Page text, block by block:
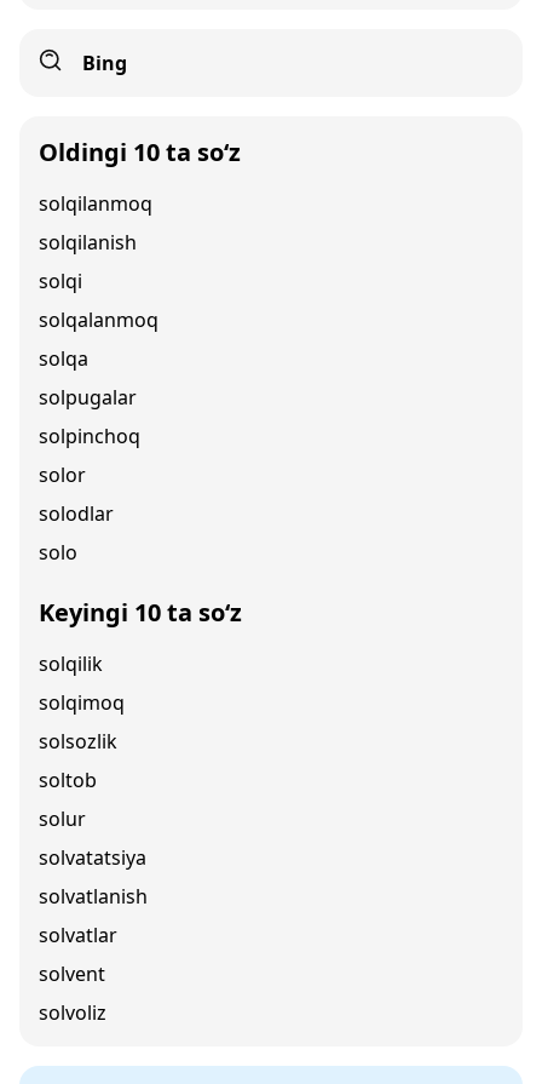
Bing
Oldingi 10 ta so‘z
solqilanmoq
solqilanish
solqi
solqalanmoq
solqa
solpugalar
solpinchoq
solor
solodlar
solo
Keyingi 10 ta so‘z
solqilik
solqimoq
solsozlik
soltob
solur
solvatatsiya
solvatlanish
solvatlar
solvent
solvoliz